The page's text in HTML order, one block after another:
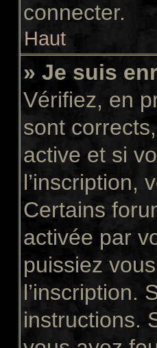
connecter.
Haut
» Je suis
Vérifiez, en
sont
active et si
l’inscription,
Certains
activée par
puissiez
l’inscription.
instructions.